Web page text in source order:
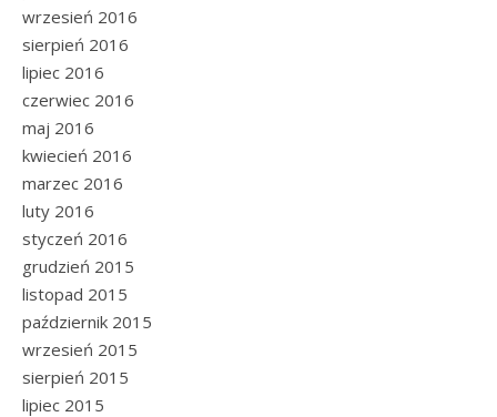
wrzesień 2016
sierpień 2016
lipiec 2016
czerwiec 2016
maj 2016
kwiecień 2016
marzec 2016
luty 2016
styczeń 2016
grudzień 2015
listopad 2015
październik 2015
wrzesień 2015
sierpień 2015
lipiec 2015